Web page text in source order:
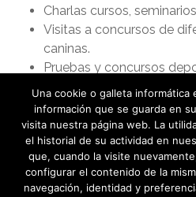
Charlas cursos,
Visitas a concursos de
caninas.
Pruebas y concursos
Una cookie o galleta informática
información que se guarda en
visita nuestra página web. La
el historial de su actividad en
que, cuando la visite
configurar el contenido de la
navegación, identidad y